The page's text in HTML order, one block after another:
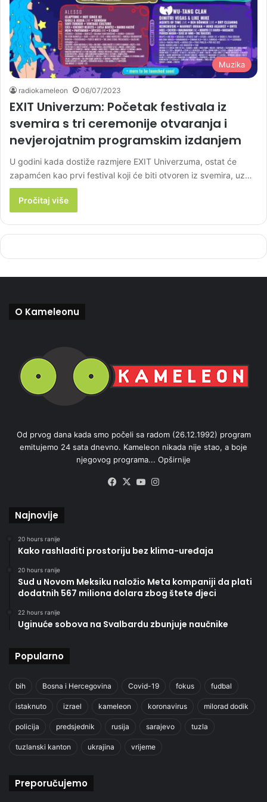
Muzika
radiokameleon 06/07/2023
EXIT Univerzum: Početak festivala iz
svemira s tri ceremonije otvaranja i
nevjerojatnim programskim izdanjem
U godini kada dostiže razmjere EXIT Univerzuma, ostat će
zapamćen kao prvi festival koji će biti otvoren iz svemira, uz…
Pročitaj više
O Kameleonu
Od prvog dana kada smo počeli sa radom (26.12.1992) program
emitujemo 24 sata dnevno. Kameleon nikada nije stao, a boje
njegovog programa... Opširnije
Facebook
X YouTube
Najnovije
20 hours ranije
Kako rashladiti prostoriju bez klima-uređaja
20 hours ranije
Sud u Novom Meksiku naložio Meta kompaniji da plati
dodatnih 567 miliona dolara zbog štete djeci
22 hours ranije
Uginuće sobova na Svalbardu zbunjuje naučnike
Popularno
bih Bosna i Hercegovina Covid-19 fokus fudbal
istaknuto izrael kameleon koronavirus milorad dodik
policija predsjednik rusija sarajevo tuzla
tuzlanski kanton ukrajina vrijeme
Preporučujemo